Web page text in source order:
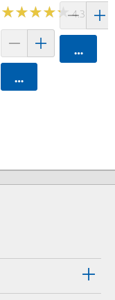
★★★★★
★★★★★4.3 (4)
카트에 담기
카트에